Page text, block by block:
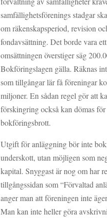
samfällighetsförenings stadgar
om räkenskapsperiod, revision
fondavsättning. Det borde vara
omsättningen överstiger säg
Bokföringslagen gälla. Räknas
som tillgångar lär få föreningar
miljoner. En sådan regel gör att
förskingring också kan dömas för
bokföringsbrott.
Utgift för anläggning bör inte
underskott, utan möjligen som
kapital. Snyggast är nog om har
tillgångssidan som “Förvaltad
anger man att föreningen inte
Man kan inte heller göra